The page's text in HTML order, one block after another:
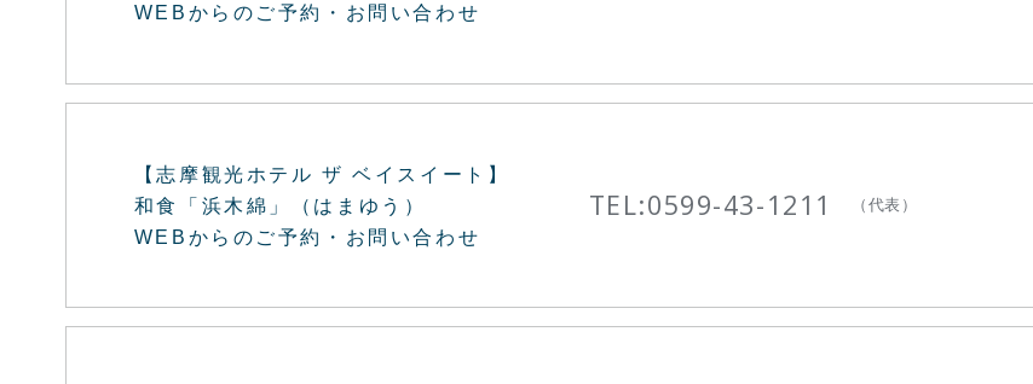
WEBからのご予約・お問い合わせ
【志摩観光ホテル ザ ベイスイート】
和食「浜木綿」（はまゆう）
WEBからのご予約・お問い合わせ
TEL:0599-43-1211 （代表）